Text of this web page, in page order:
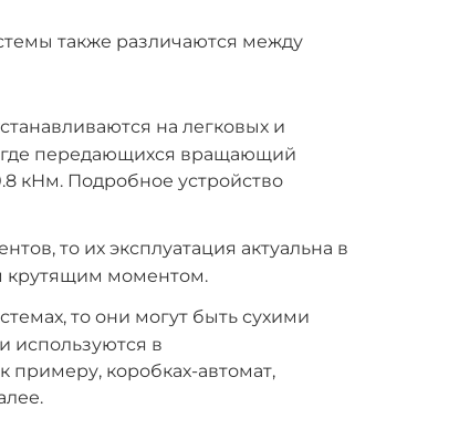
также различаются между
на легковых и
где передающихся вращающий
кНм. Подробное устройство
то их эксплуатация актуальна в
крутящим моментом.
то они могут быть сухими
используются в
примеру, коробках-автомат,